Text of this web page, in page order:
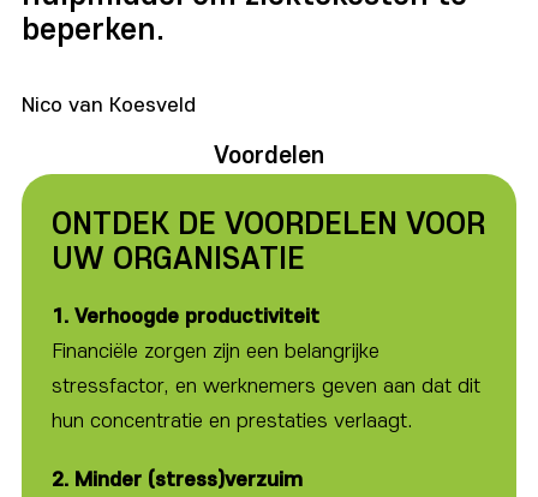
beperken.
Nico van Koesveld
Voordelen
ONTDEK DE VOORDELEN VOOR
UW ORGANISATIE
1. Verhoogde productiviteit
Financiële zorgen zijn een belangrijke
stressfactor, en werknemers geven aan dat dit
hun concentratie en prestaties verlaagt.
2. Minder (stress)verzuim